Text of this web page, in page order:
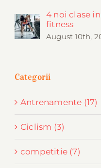
4 noi clase
fitness
August 10th,
Categorii
Antrenamente (17)
Ciclism (3)
competitie (7)